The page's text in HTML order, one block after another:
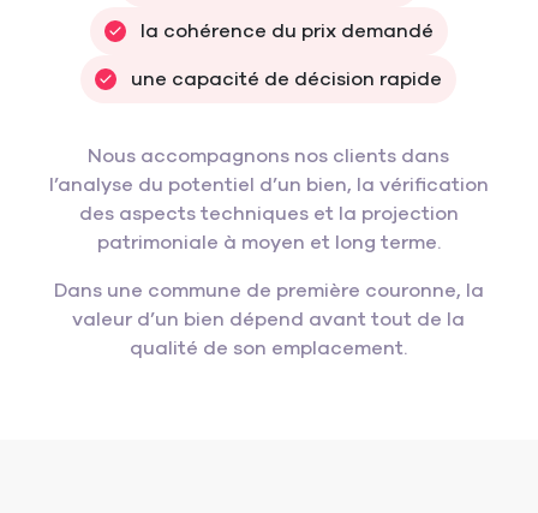
la cohérence du prix demandé
une capacité de décision rapide
Nous accompagnons nos clients dans
l’analyse du potentiel d’un bien, la vérification
des aspects techniques et la projection
patrimoniale à moyen et long terme.
Dans une commune de première couronne, la
valeur d’un bien dépend avant tout de la
qualité de son emplacement.